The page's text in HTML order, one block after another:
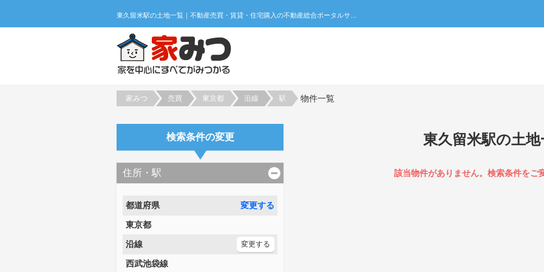
家みつ 売買 東京都 沿線 駅 物件一覧
検索条件の変更
住所・駅
都道府県
変更する
東京都
沿線
変更する
西武池袋線
東久留米駅の土地
該当物件がありません。検索条件をご